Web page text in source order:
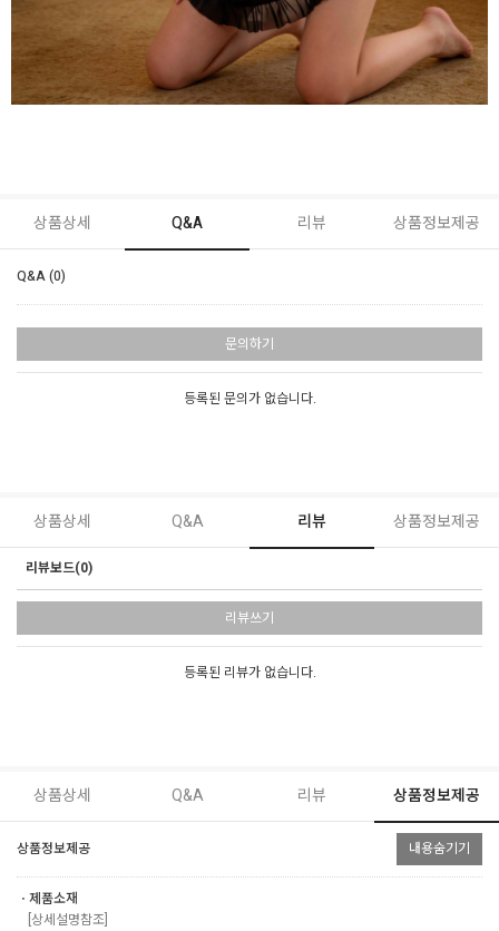
상품상세 Q&A 리뷰 상품정보제공
Q&A (0)
문의하기
등록된 문의가 없습니다.
상품상세 Q&A 리뷰 상품정보제공
리뷰보드(0)
리뷰쓰기
등록된 리뷰가 없습니다.
상품상세 Q&A 리뷰 상품정보제공
상품정보제공 내용숨기기
ㆍ제품소재
[상세설명참조]